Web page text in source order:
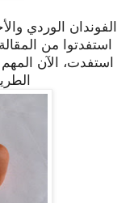
الفوندان الوردي
استفدتوا من
استفدت، الآن